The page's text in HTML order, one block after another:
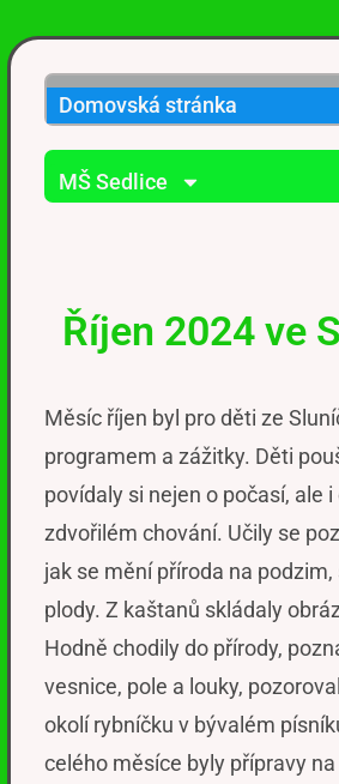
Domovská stránka
MŠ Sedlice
Říjen 2024 ve
Měsíc říjen byl pro děti ze
programem a zážitky. Děti
povídaly si nejen o počasí, ale
zdvořilém chování. Učily se
jak se mění příroda na
plody. Z kaštanů skládaly
Hodně chodily do přírody,
vesnice, pole a louky,
okolí rybníčku v bývalém
celého měsíce byly přípravy na